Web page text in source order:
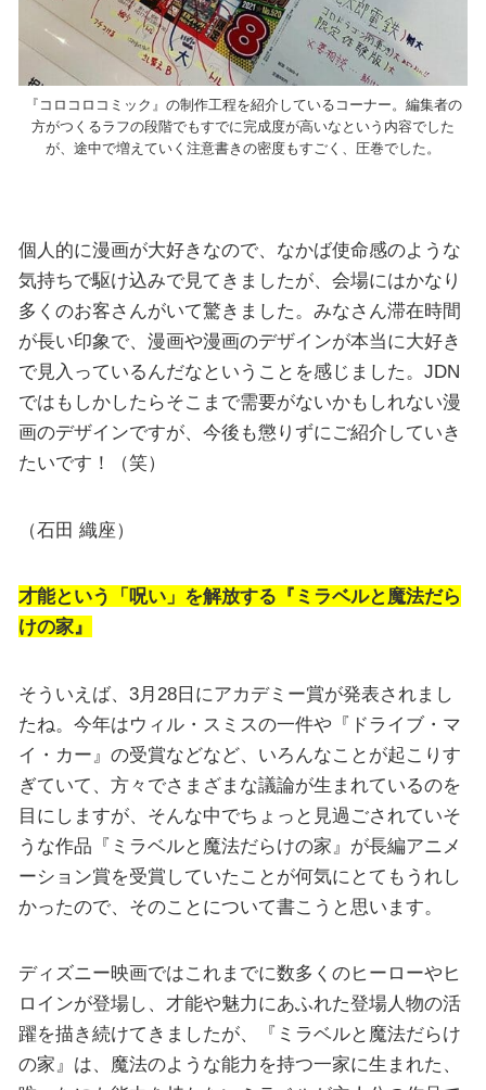
『コロコロコミック』の制作工程を紹介しているコーナー。編集者の
方がつくるラフの段階でもすでに完成度が高いなという内容でした
が、途中で増えていく注意書きの密度もすごく、圧巻でした。
個人的に漫画が大好きなので、なかば使命感のような
気持ちで駆け込みで見てきましたが、会場にはかなり
多くのお客さんがいて驚きました。みなさん滞在時間
が長い印象で、漫画や漫画のデザインが本当に大好き
で見入っているんだなということを感じました。JDN
ではもしかしたらそこまで需要がないかもしれない漫
画のデザインですが、今後も懲りずにご紹介していき
たいです！（笑）
（石田 織座）
才能という「呪い」を解放する『ミラベルと魔法だら
けの家』
そういえば、3月28日にアカデミー賞が発表されまし
たね。今年はウィル・スミスの一件や『ドライブ・マ
イ・カー』の受賞などなど、いろんなことが起こりす
ぎていて、方々でさまざまな議論が生まれているのを
目にしますが、そんな中でちょっと見過ごされていそ
うな作品『ミラベルと魔法だらけの家』が長編アニメ
ーション賞を受賞していたことが何気にとてもうれし
かったので、そのことについて書こうと思います。
ディズニー映画ではこれまでに数多くのヒーローやヒ
ロインが登場し、才能や魅力にあふれた登場人物の活
躍を描き続けてきましたが、『ミラベルと魔法だらけ
の家』は、魔法のような能力を持つ一家に生まれた、